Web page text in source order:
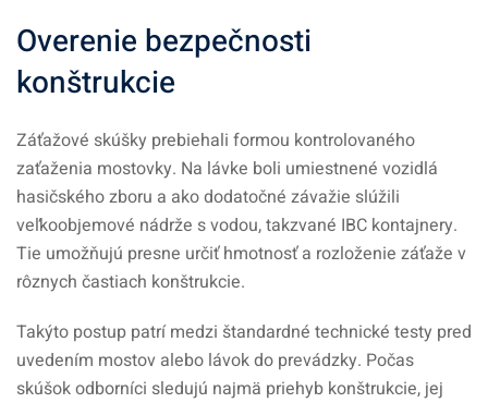
Overenie bezpečnosti
konštrukcie
Záťažové skúšky prebiehali formou kontrolovaného
zaťaženia mostovky. Na lávke boli umiestnené vozidlá
hasičského zboru a ako dodatočné závažie slúžili
veľkoobjemové nádrže s vodou, takzvané IBC kontajnery.
Tie umožňujú presne určiť hmotnosť a rozloženie záťaže v
rôznych častiach konštrukcie.
Takýto postup patrí medzi štandardné technické testy pred
uvedením mostov alebo lávok do prevádzky. Počas
skúšok odborníci sledujú najmä priehyb konštrukcie, jej